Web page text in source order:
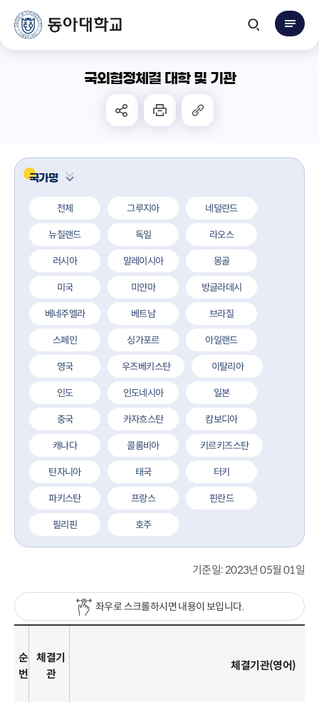
국외협정체결 대학 및 기관
국가명
전체 그루지아 네덜란드
뉴질랜드 독일 라오스
러시아 말레이시아 몽골
미국 미얀마 방글라데시
베네주엘라 베트남 브라질
스페인 싱가포르 아일랜드
영국 우즈베키스탄 이탈리아
인도 인도네시아 일본
중국 카자흐스탄 캄보디아
캐나다 콜롬비아 키르키즈스탄
탄자니아 태국 터키
파키스탄 프랑스 핀란드
필리핀 호주
기준일: 2023년 05월 01일
좌우로 스크롤하시면 내용이 보입니다.
순
번
체결기
관
체결기관(영어)